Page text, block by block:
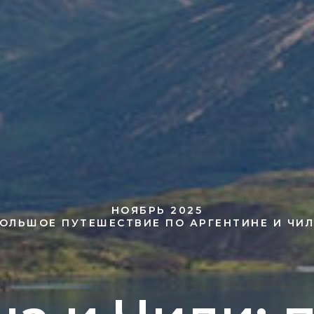
НОЯБРЬ 2025
ПУТЕШЕСТВИЕ ПО АРГЕНТИНЕ И